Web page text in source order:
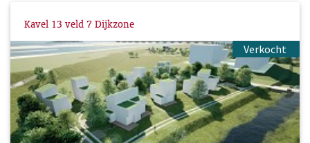
Kavel 13 veld 7 Dijkzone
Verkocht